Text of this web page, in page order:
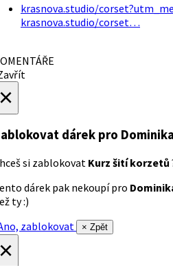
krasnova.studio/
krasnova.studio/corset…
dárek pro
si zablokovat Kurz šití korzetů
dárek pak nekoupí pro
ty :)
zablokovat
× Zpět